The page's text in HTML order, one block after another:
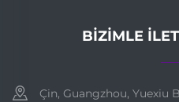
BIZIMLE
Çin, Guangzhou, Yuexiu